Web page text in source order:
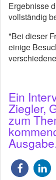
Ergebnisse
vollständig
*Bei dieser
einige
Ein
Ziegler,
zum